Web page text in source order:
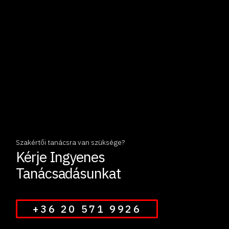
Szakértői tanácsra van szüksége?
Kérje Ingyenes
Tanácsadásunkat
+36 20 571 9926